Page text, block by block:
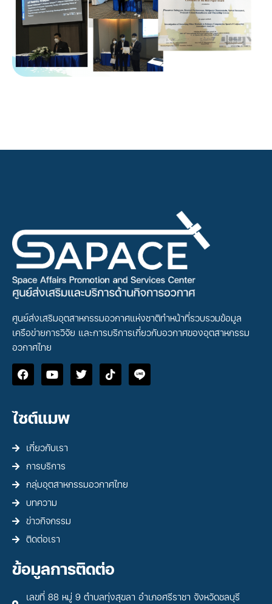
ศูนย์ส่งเสริมอุตสาหกรรมอวกาศแห่งชาติทำหน้าที่รวบรวมข้อมูล
เครือข่ายการวิจัย และการบริการเกี่ยวกับอวกาศของอุตสาหกรรม
อวกาศไทย
ไซต์แมพ
เกี่ยวกับเรา
การบริการ
กลุ่มอุตสาหกรรมอวกาศไทย
บทความ
ข่าวกิจกรรม
ติดต่อเรา
ข้อมูลการติดต่อ
เลขที่ 88 หมู่ 9 ตำบลทุ่งสุขลา อำเภอศรีราชา จังหวัดชลบุรี